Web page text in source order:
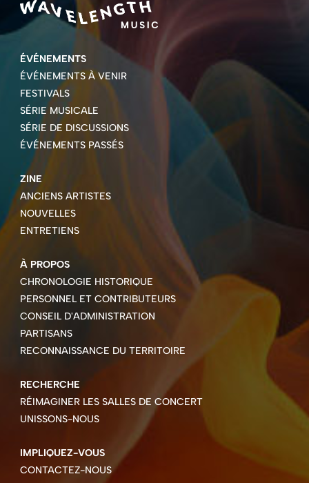
ÉVÉNEMENTS
ÉVÉNEMENTS À VENIR
FESTIVALS
SÉRIE MUSICALE
SÉRIE DE DISCUSSIONS
ÉVÉNEMENTS PASSÉS
ZINE
ANCIENS ARTISTES
NOUVELLES
ENTRETIENS
À PROPOS
CHRONOLOGIE HISTORIQUE
PERSONNEL ET CONTRIBUTEURS
CONSEIL D'ADMINISTRATION
PARTISANS
RECONNAISSANCE DU TERRITOIRE
RECHERCHE
RÉIMAGINER LES SALLES DE CONCERT
UNISSONS-NOUS
IMPLIQUEZ-VOUS
CONTACTEZ-NOUS